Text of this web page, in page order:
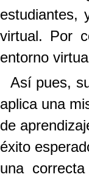
estudiantes,
virtual. Por
entorno
Así pues,
aplica una
de
éxito
una